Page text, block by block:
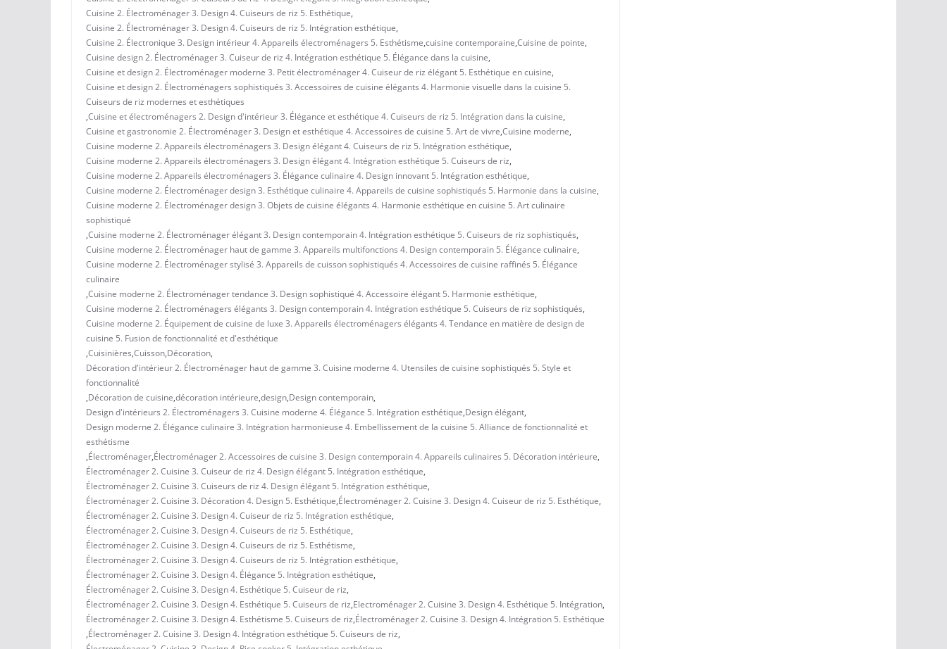
Cuisine 2. Électroménager 3. Design 4. Cuiseurs de riz 5. Esthétique,
Cuisine 2. Électroménager 3. Design 4. Cuiseurs de riz 5. Intégration esthétique,
Cuisine 2. Électronique 3. Design intérieur 4. Appareils électroménagers 5. Esthétisme,cuisine contemporaine,Cuisine de pointe,
Cuisine design 2. Électroménager 3. Cuiseur de riz 4. Intégration esthétique 5. Élégance dans la cuisine,
Cuisine et design 2. Électroménager moderne 3. Petit électroménager 4. Cuiseur de riz élégant 5. Esthétique en cuisine,
Cuisine et design 2. Électroménagers sophistiqués 3. Accessoires de cuisine élégants 4. Harmonie visuelle dans la cuisine 5.
Cuiseurs de riz modernes et esthétiques
,Cuisine et électroménagers 2. Design d'intérieur 3. Élégance et esthétique 4. Cuiseurs de riz 5. Intégration dans la cuisine,
Cuisine et gastronomie 2. Électroménager 3. Design et esthétique 4. Accessoires de cuisine 5. Art de vivre,Cuisine moderne,
Cuisine moderne 2. Appareils électroménagers 3. Design élégant 4. Cuiseurs de riz 5. Intégration esthétique,
Cuisine moderne 2. Appareils électroménagers 3. Design élégant 4. Intégration esthétique 5. Cuiseurs de riz,
Cuisine moderne 2. Appareils électroménagers 3. Élégance culinaire 4. Design innovant 5. Intégration esthétique,
Cuisine moderne 2. Électroménager design 3. Esthétique culinaire 4. Appareils de cuisine sophistiqués 5. Harmonie dans la cuisine,
Cuisine moderne 2. Électroménager design 3. Objets de cuisine élégants 4. Harmonie esthétique en cuisine 5. Art culinaire
sophistiqué
,Cuisine moderne 2. Électroménager élégant 3. Design contemporain 4. Intégration esthétique 5. Cuiseurs de riz sophistiqués,
Cuisine moderne 2. Électroménager haut de gamme 3. Appareils multifonctions 4. Design contemporain 5. Élégance culinaire,
Cuisine moderne 2. Électroménager stylisé 3. Appareils de cuisson sophistiqués 4. Accessoires de cuisine raffinés 5. Élégance
culinaire
,Cuisine moderne 2. Électroménager tendance 3. Design sophistiqué 4. Accessoire élégant 5. Harmonie esthétique,
Cuisine moderne 2. Électroménagers élégants 3. Design contemporain 4. Intégration esthétique 5. Cuiseurs de riz sophistiqués,
Cuisine moderne 2. Équipement de cuisine de luxe 3. Appareils électroménagers élégants 4. Tendance en matière de design de
cuisine 5. Fusion de fonctionnalité et d'esthétique
,Cuisinières,Cuisson,Décoration,
Décoration d'intérieur 2. Électroménager haut de gamme 3. Cuisine moderne 4. Utensiles de cuisine sophistiqués 5. Style et
fonctionnalité
,Décoration de cuisine,décoration intérieure,design,Design contemporain,
Design d'intérieurs 2. Électroménagers 3. Cuisine moderne 4. Élégance 5. Intégration esthétique,Design élégant,
Design moderne 2. Élégance culinaire 3. Intégration harmonieuse 4. Embellissement de la cuisine 5. Alliance de fonctionnalité et
esthétisme
,Électroménager,Électroménager 2. Accessoires de cuisine 3. Design contemporain 4. Appareils culinaires 5. Décoration intérieure,
Électroménager 2. Cuisine 3. Cuiseur de riz 4. Design élégant 5. Intégration esthétique,
Électroménager 2. Cuisine 3. Cuiseurs de riz 4. Design élégant 5. Intégration esthétique,
Électroménager 2. Cuisine 3. Décoration 4. Design 5. Esthétique,Électroménager 2. Cuisine 3. Design 4. Cuiseur de riz 5. Esthétique,
Électroménager 2. Cuisine 3. Design 4. Cuiseur de riz 5. Intégration esthétique,
Électroménager 2. Cuisine 3. Design 4. Cuiseurs de riz 5. Esthétique,
Électroménager 2. Cuisine 3. Design 4. Cuiseurs de riz 5. Esthétisme,
Électroménager 2. Cuisine 3. Design 4. Cuiseurs de riz 5. Intégration esthétique,
Électroménager 2. Cuisine 3. Design 4. Élégance 5. Intégration esthétique,
Électroménager 2. Cuisine 3. Design 4. Esthétique 5. Cuiseur de riz,
Électroménager 2. Cuisine 3. Design 4. Esthétique 5. Cuiseurs de riz,Electroménager 2. Cuisine 3. Design 4. Esthétique 5. Intégration,
Électroménager 2. Cuisine 3. Design 4. Esthétisme 5. Cuiseurs de riz,Électroménager 2. Cuisine 3. Design 4. Intégration 5. Esthétique
,Électroménager 2. Cuisine 3. Design 4. Intégration esthétique 5. Cuiseurs de riz,